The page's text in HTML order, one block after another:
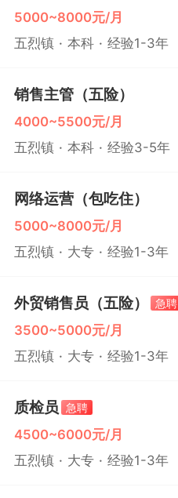
5000~8000元/月
五烈镇 本科 经验1-3年
销售主管（五险）
4000~5500元/月
五烈镇 本科 经验3-5年
网络运营（包吃住）
5000~8000元/月
五烈镇 大专 经验1-3年
外贸销售员（五险） 急聘
3500~5000元/月
五烈镇 大专 经验1-3年
质检员 急聘
4500~6000元/月
五烈镇 大专 经验1-3年